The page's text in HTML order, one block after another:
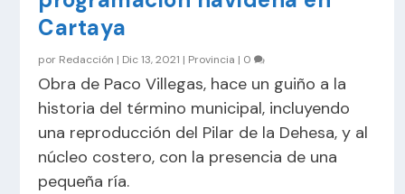
Cartaya
por Redacción | Dic 13, 2021 | Provincia | 0
Obra de Paco Villegas, hace un guiño a la
historia del término municipal, incluyendo
una reproducción del Pilar de la Dehesa, y al
núcleo costero, con la presencia de una
pequeña ría.